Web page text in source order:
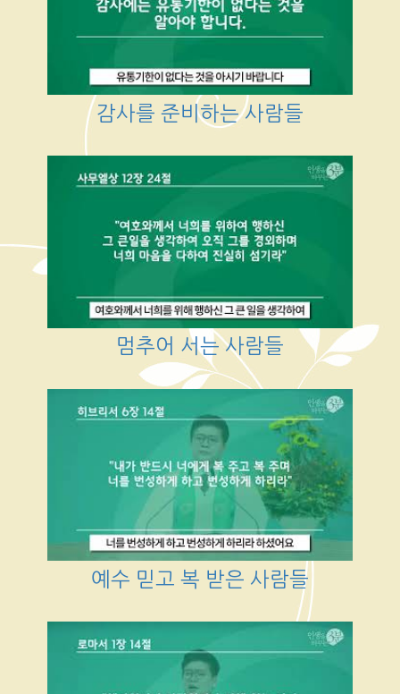
감사를 준비하는 사람들
멈추어 서는 사람들
예수 믿고 복 받은 사람들